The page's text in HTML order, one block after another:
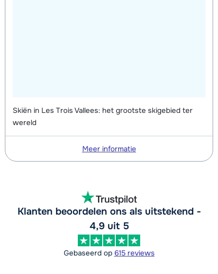
Skiën in Les Trois Vallees: het grootste skigebied ter
wereld
Meer informatie
Klanten beoordelen ons als uitstekend -
4,9 uit 5
Gebaseerd op 615 reviews